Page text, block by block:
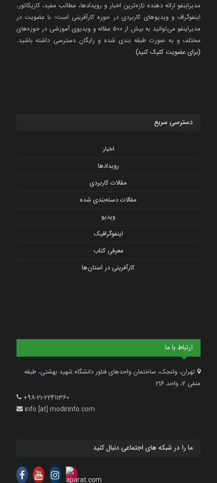
مدیراینفو ارائه دهنده تازه‌ترین اخبار و رویدادها، مطالب مفید، کاریکاتور،
اینفوگراف و ویدیوهای کاربردی در حوزه کارآفرینی است؛ با عضویت در
مدیراینفو می‌توانید به بیش از ۵۰۰ مقاله و ویدیوی آموزشی در حوزه‌های
مختلف و به صورت طبقه بندی شده و رایگان دسترسی داشته باشید.
(برای عضویت کلیک کنید)
دسترسی سریع
اخبار
رویدادها
مقالات کاربردی
مقالات دسته‌بندی شده
ویدیو
اینفوگرافیک
معرفی کتاب
کارآفرینی در استان‌ها
ارتباط با ما
تهران، ولنجک، ساختمان واحدهای فناور دانشگاه شهید بهشتی، طبقه
منفی 2، واحد 216
+98-21-22411360
info [at] modirinfo.com
ما را در شبکه های اجتماعی دنبال کنید